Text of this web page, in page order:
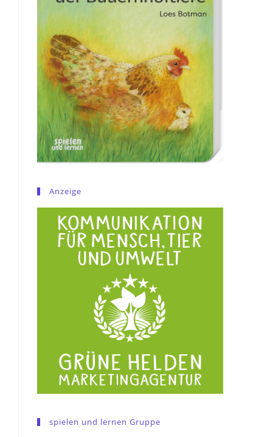
Anzeige
spielen und lernen Gruppe